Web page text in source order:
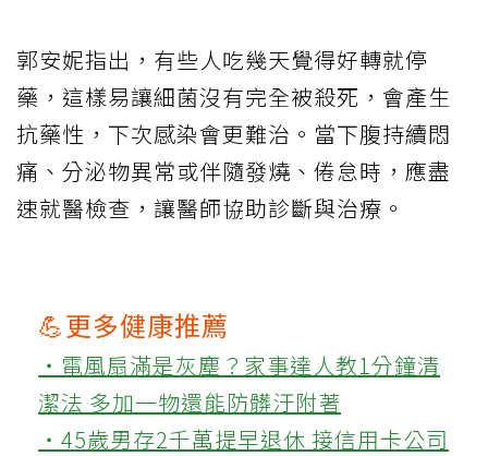
郭安妮指出，有些人吃幾天覺得好轉就停
藥，這樣易讓細菌沒有完全被殺死，會產生
抗藥性，下次感染會更難治。當下腹持續悶
痛、分泌物異常或伴隨發燒、倦怠時，應盡
速就醫檢查，讓醫師協助診斷與治療。
💪更多健康推薦
‧電風扇滿是灰塵？家事達人教1分鐘清
潔法 多加一物還能防髒汙附著
‧45歲男存2千萬提早退休 接信用卡公司